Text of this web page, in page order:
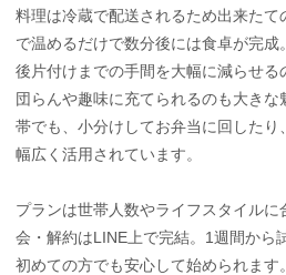
料理は冷蔵で配送されるため出来た
で温めるだけで数分後には食卓が完成
後片付けまでの手間を大幅に減らせ
団らんや趣味に充てられるのも大き
帯でも、小分けしてお弁当に回したり
幅広く活用されています。
プランは世帯人数やライフスタイル
会・解約はLINE上で完結。1週間から
初めての方でも安心して始められま